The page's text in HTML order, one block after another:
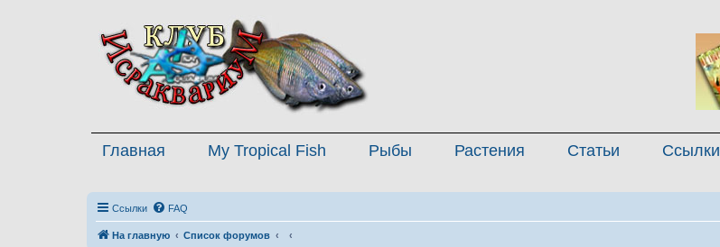
Главная My Tropical Fish Рыбы Растения Статьи Ссылки
Ссылки FAQ
На главную Список форумов